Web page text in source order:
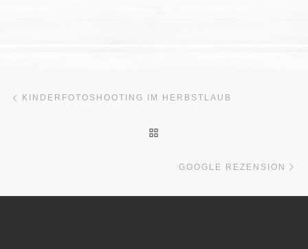
Beitragsnavigation
KINDERFOTOSHOOTING IM HERBSTLAUB
GOOGLE REZENSION